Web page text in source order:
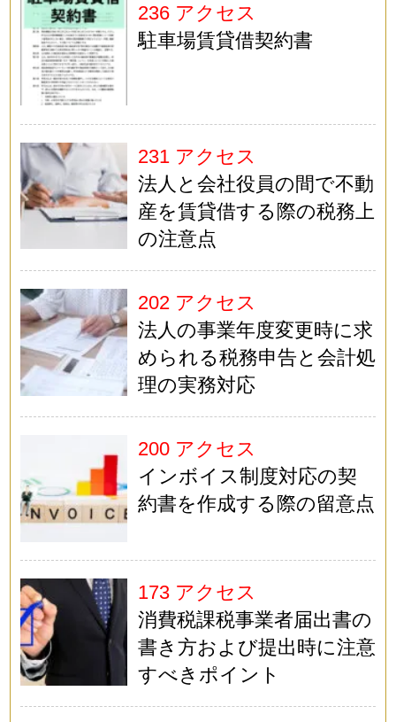
236 アクセス
駐車場賃貸借契約書
231 アクセス
法人と会社役員の間で不動
産を賃貸借する際の税務上
の注意点
202 アクセス
法人の事業年度変更時に求
められる税務申告と会計処
理の実務対応
200 アクセス
インボイス制度対応の契
約書を作成する際の留意点
173 アクセス
消費税課税事業者届出書の
書き方および提出時に注意
すべきポイント